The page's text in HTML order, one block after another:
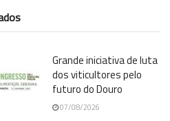
Grande iniciativa de luta
dos viticultores pelo
futuro do Douro
07/08/2026